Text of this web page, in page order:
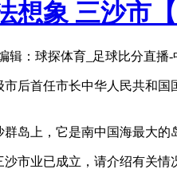
想象 三沙市
辑：球探体育_足球比分直播
市后首任市长中华人民共和
岛上，它是南中国海最大的
市业已成立，请介绍有关情